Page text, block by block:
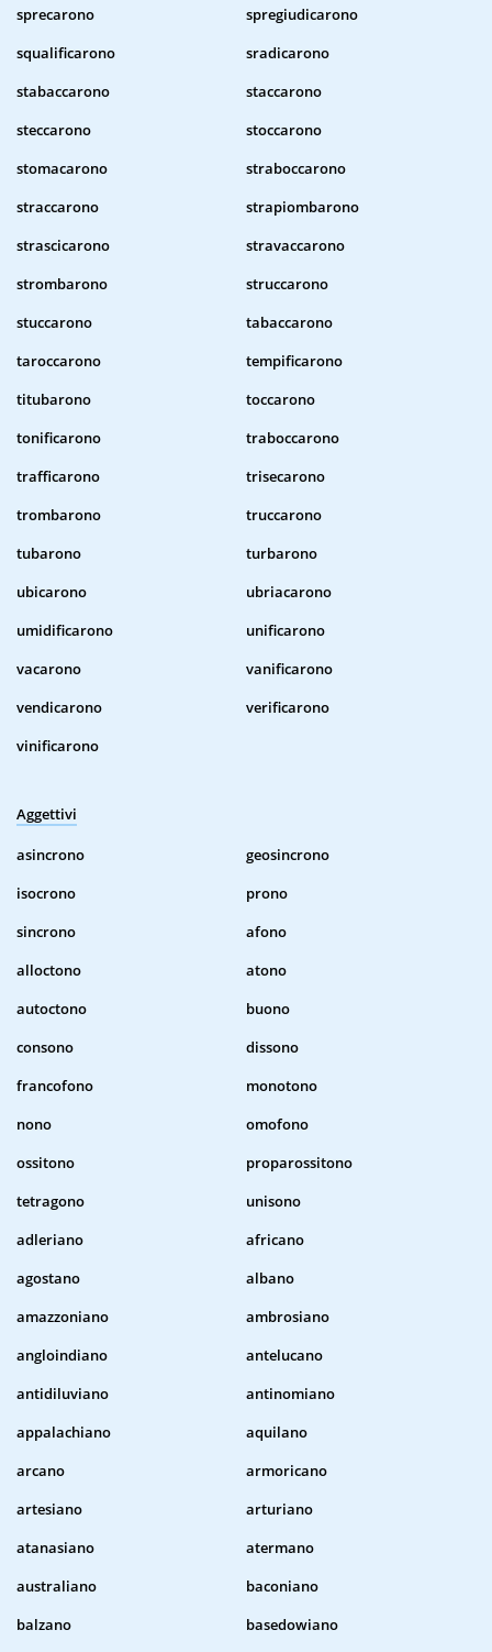
sprecarono
spregiudicarono
squalificarono
sradicarono
stabaccarono
staccarono
steccarono
stoccarono
stomacarono
straboccarono
straccarono
strapiombarono
strascicarono
stravaccarono
strombarono
struccarono
stuccarono
tabaccarono
taroccarono
tempificarono
titubarono
toccarono
tonificarono
traboccarono
trafficarono
trisecarono
trombarono
truccarono
tubarono
turbarono
ubicarono
ubriacarono
umidificarono
unificarono
vacarono
vanificarono
vendicarono
verificarono
vinificarono
Aggettivi
asincrono
geosincrono
isocrono
prono
sincrono
afono
alloctono
atono
autoctono
buono
consono
dissono
francofono
monotono
nono
omofono
ossitono
proparossitono
tetragono
unisono
adleriano
africano
agostano
albano
amazzoniano
ambrosiano
angloindiano
antelucano
antidiluviano
antinomiano
appalachiano
aquilano
arcano
armoricano
artesiano
arturiano
atanasiano
atermano
australiano
baconiano
balzano
basedowiano